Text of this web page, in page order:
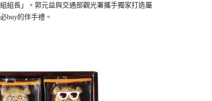
組長」。郭元益與交通部觀光署攜手獨家打造屬
buy的伴手禮。